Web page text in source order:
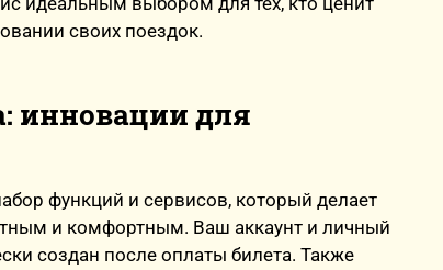
своих поездок.
инновации для
функций и сервисов, который делает
и комфортным. Ваш аккаунт и личный
создан после оплаты билета. Также